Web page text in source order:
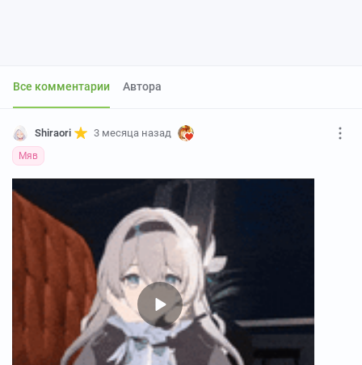
Все комментарии Автора
Shiraori 3 месяца назад
Мяв